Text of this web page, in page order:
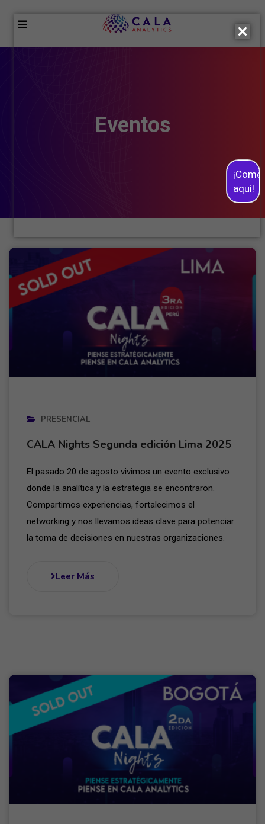
aquí!
Eventos
PRESENCIAL
CALA Nights Segunda edición Lima 2025
El pasado 20 de agosto vivimos un evento exclusivo
donde la analítica y la estrategia se encontraron.
Compartimos experiencias, fortalecimos el
networking y nos llevamos ideas clave para potenciar
la toma de decisiones en nuestras organizaciones.
Leer Más